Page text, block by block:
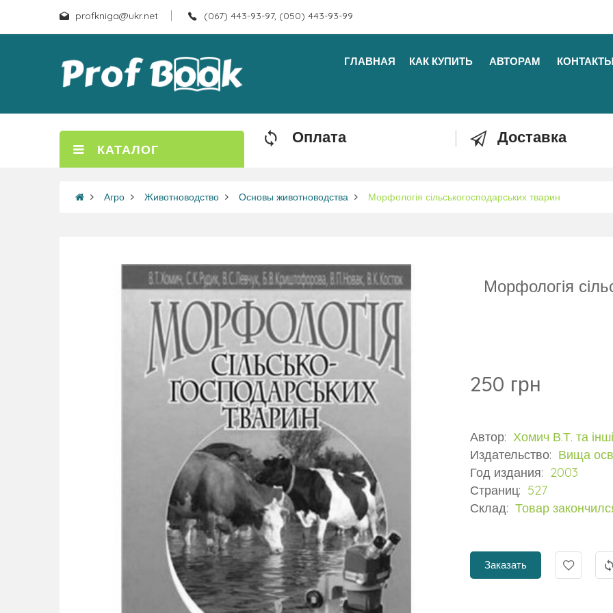
profkniga@ukr.net (067) 443-93-97, (050) 443-93-99
ГЛАВНАЯ КАК КУПИТЬ АВТОРАМ КОНТАКТЫ
КАТАЛОГ
Оплата Доставка
Агро Животноводство Основы животноводства Морфологія сільськогосподарських тварин
Морфологія
250 грн
Автор: Хомич В.Т. та інші
Издательство: Вища
Год издания: 2003
Страниц: 527
Склад: Товар
Заказать